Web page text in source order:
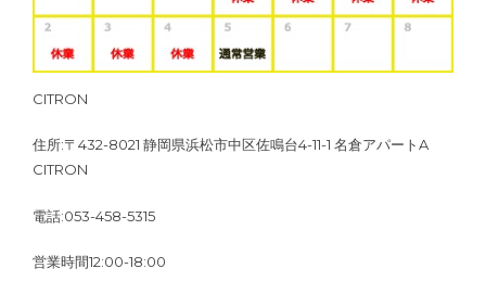
CITRON
住所:〒432-8021 静岡県浜松市中区佐鳴台4-11-1 名倉アパートA
CITRON
電話:053-458-5315
営業時間12:00-18:00